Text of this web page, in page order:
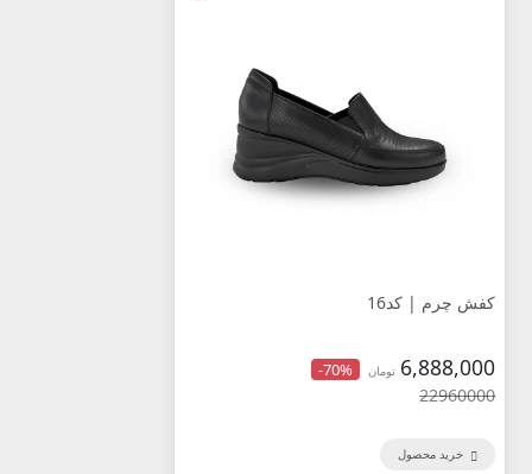
کفش چرم | کد16
6,888,000 تومان -70%
22960000
خرید محصول